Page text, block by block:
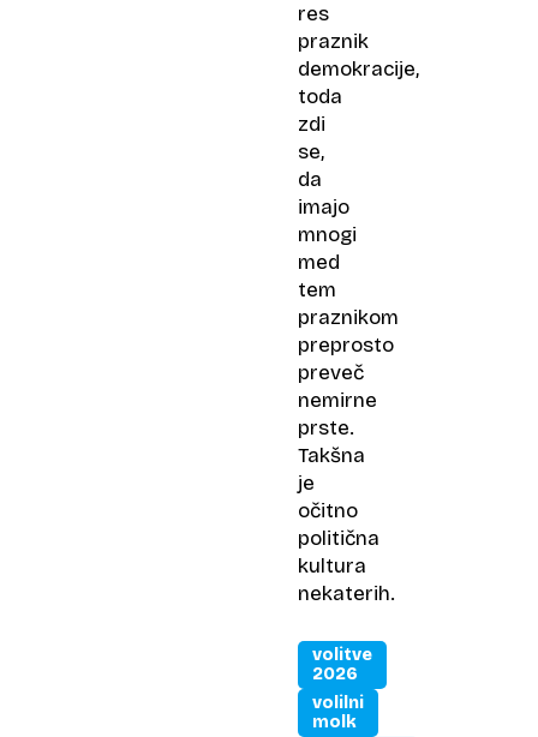
res
praznik
demokracije,
toda
zdi
se,
da
imajo
mnogi
med
tem
praznikom
preprosto
preveč
nemirne
prste.
Takšna
je
očitno
politična
kultura
nekaterih.
volitve
2026
volilni
molk